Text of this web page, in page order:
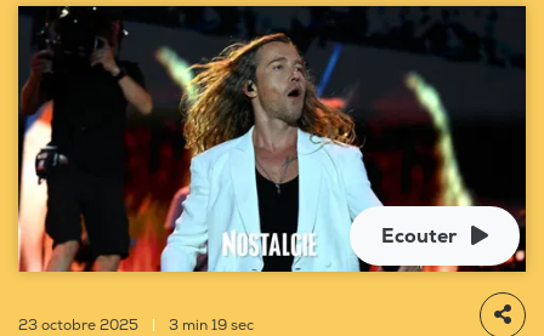
Ecouter
23 octobre 2025 3 min 19 sec